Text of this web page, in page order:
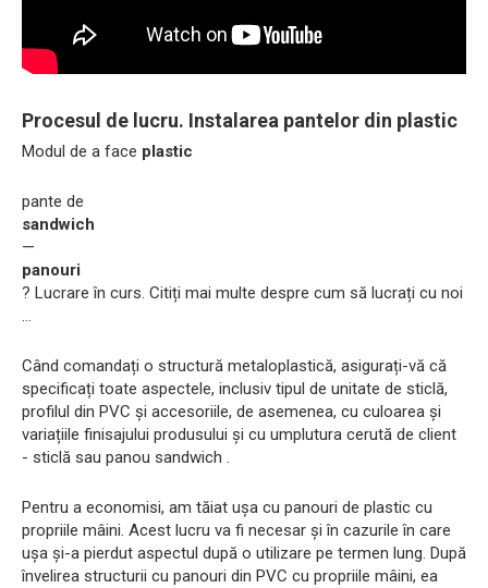
Procesul de lucru. Instalarea pantelor din plastic
Modul de a face plastic
pante de
sandwich
—
panouri
? Lucrare în curs. Citiți mai multe despre cum să lucrați cu noi
...
Când comandați o structură metaloplastică, asigurați-vă că
specificați toate aspectele, inclusiv tipul de unitate de sticlă,
profilul din PVC și accesoriile, de asemenea, cu culoarea și
variațiile finisajului produsului și cu umplutura cerută de client
- sticlă sau panou sandwich .
Pentru a economisi, am tăiat ușa cu panouri de plastic cu
propriile mâini. Acest lucru va fi necesar și în cazurile în care
ușa și-a pierdut aspectul după o utilizare pe termen lung. După
învelirea structurii cu panouri din PVC cu propriile mâini, ea